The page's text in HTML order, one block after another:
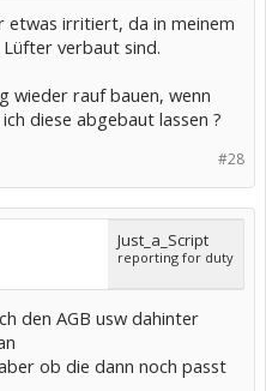
etwas irritiert, da in meinem
verbaut sind.
wieder rauf bauen, wenn
diese abgebaut lassen ?
#28
Just_a_Script
reporting for duty
den AGB usw dahinter
ob die dann noch passt